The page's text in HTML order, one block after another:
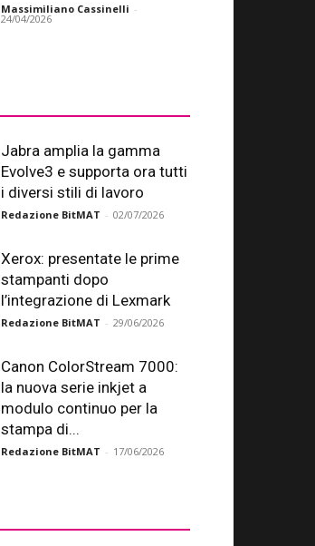
Massimiliano Cassinelli -
24/04/2026
Jabra amplia la gamma
Evolve3 e supporta ora tutti
i diversi stili di lavoro
Redazione BitMAT - 02/07/2026
Xerox: presentate le prime
stampanti dopo
l’integrazione di Lexmark
Redazione BitMAT - 29/06/2026
Canon ColorStream 7000:
la nuova serie inkjet a
modulo continuo per la
stampa di...
Redazione BitMAT - 17/06/2026